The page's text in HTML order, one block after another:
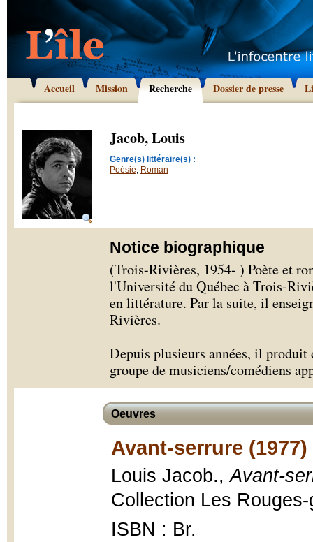
Accueil Mission Recherche Dossier de presse
Jacob, Louis
Genre(s) littéraire(s) :
Poésie, Roman
Notice biographique
(Trois-Rivières, 1954- ) Poète et
l'Université du Québec à Trois-
en littérature. Par la suite, il
Rivières.
Depuis plusieurs années, il produit
groupe de musiciens/comédiens
Oeuvres
Avant-serrure (1977)
Louis Jacob.,Avant-
Collection Les
ISBN : Br.